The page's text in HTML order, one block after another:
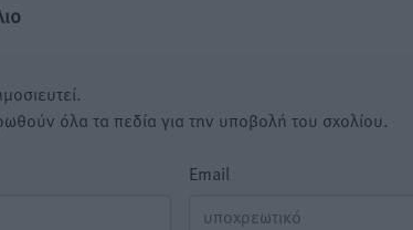
όλα τα πεδία για την υποβολή του σχολίου.
Email